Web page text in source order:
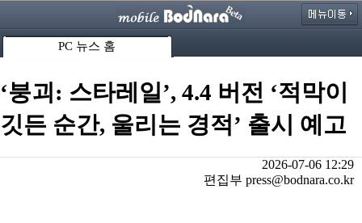
PC 뉴스 홈
‘붕괴: 스타레일’, 4.4 버전 ‘적막이
깃든 순간, 울리는 경적’ 출시 예고
2026-07-06 12:29
편집부 press@bodnara.co.kr